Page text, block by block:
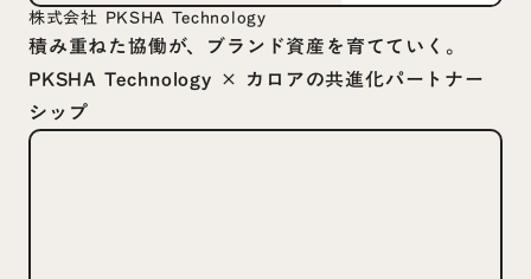
株式会社 PKSHA Technology
積み重ねた協働が、ブランド資産を育てていく。
PKSHA Technology × カロアの共進化パートナー
シップ